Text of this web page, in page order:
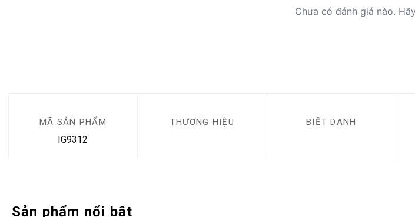
Chưa có đánh giá nào.
MÃ SẢN PHẨM
IG9312
THƯƠNG HIỆU BIỆT DANH
Sản phẩm nổi bật